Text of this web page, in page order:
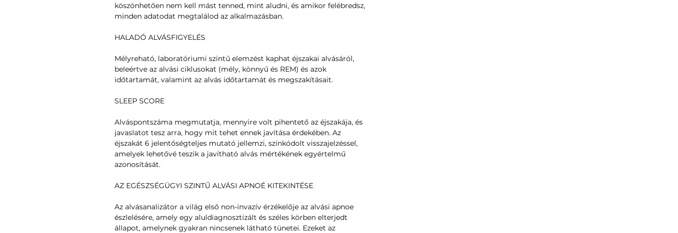
köszönhetően nem kell mást tenned, mint aludni, és amikor felébredsz,
minden adatodat megtalálod az alkalmazásban.
HALADÓ ALVÁSFIGYELÉS
Mélyreható, laboratóriumi szintű elemzést kaphat éjszakai alvásáról,
beleértve az alvási ciklusokat (mély, könnyű és REM) és azok
időtartamát, valamint az alvás időtartamát és megszakításait.
SLEEP SCORE
Alváspontszáma megmutatja, mennyire volt pihentető az éjszakája, és
javaslatot tesz arra, hogy mit tehet ennek javítása érdekében. Az
éjszakát 6 jelentőségteljes mutató jellemzi, színkódolt visszajelzéssel,
amelyek lehetővé teszik a javítható alvás mértékének egyértelmű
azonosítását.
AZ EGÉSZSÉGÜGYI SZINTŰ ALVÁSI APNOÉ KITEKINTÉSE
Az alvásanalizátor a világ első non-invazív érzékelője az alvási apnoe
észlelésére, amely egy aluldiagnosztizált és széles körben elterjedt
állapot, amelynek gyakran nincsenek látható tünetei. Ezeket az